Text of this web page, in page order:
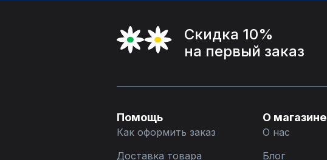
Скидка 10%
на первый заказ
Помощь
Как оформить заказ
Доставка товара
О магазине
О нас
Блог